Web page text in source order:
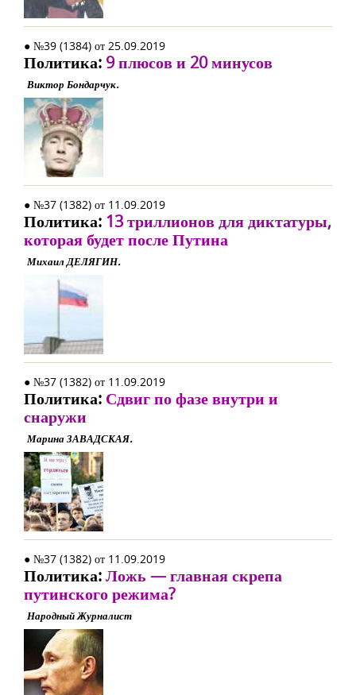
● №39 (1384) от 25.09.2019
Политика: 9 плюсов и 20 минусов
Виктор Бондарчук.
● №37 (1382) от 11.09.2019
Политика: 13 триллионов для диктатуры,
которая будет после Путина
Михаил ДЕЛЯГИН.
● №37 (1382) от 11.09.2019
Политика: Сдвиг по фазе внутри и
снаружи
Марина ЗАВАДСКАЯ.
● №37 (1382) от 11.09.2019
Политика:Ложь — главная скрепа
путинского режима?
Народный Журналист